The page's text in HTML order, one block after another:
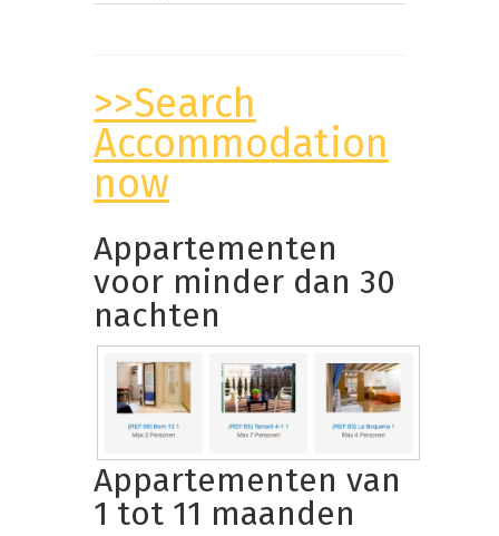
>>Search
Accommodation
now
Appartementen
voor minder dan 30
nachten
Appartementen van
1 tot 11 maanden